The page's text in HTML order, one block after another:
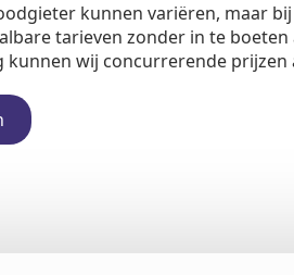
kunnen variëren, maar
tarieven zonder in te
kunnen wij concurrerende prijzen